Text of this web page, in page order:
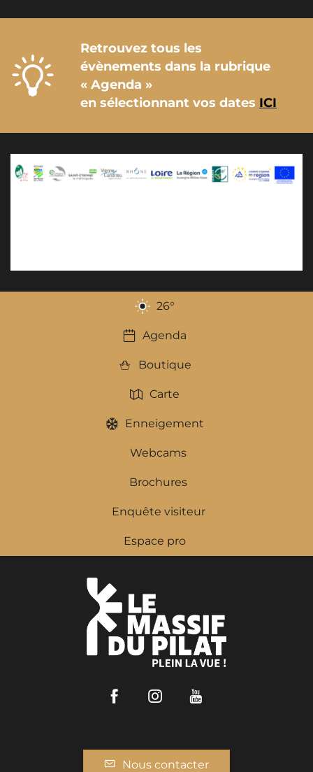
Retrouvez tous les
évènements dans la rubrique
« Agenda »
en sélectionnant vos dates ICI
26°
Agenda
Boutique
Carte
Enneigement
Webcams
Brochures
Enquête visiteur
Espace pro
FacebookInstagram
Nous contacter